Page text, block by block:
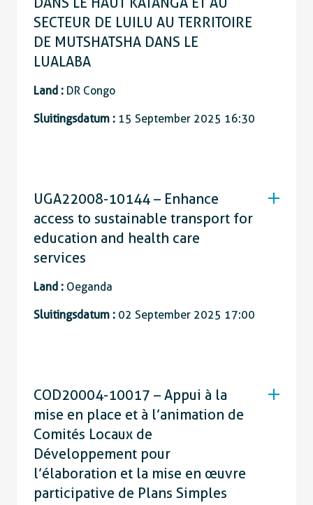
SECTEUR DE LUILU AU TERRITOIRE
DE MUTSHATSHA DANS LE
LUALABA
Land : DR Congo
Sluitingsdatum : 15 September 2025 16:30
UGA22008-10144 – Enhance
access to sustainable transport for
education and health care
services
Land : Oeganda
Sluitingsdatum : 02 September 2025 17:00
COD20004-10017 – Appui à la
mise en place et à l’animation de
Comités Locaux de
Développement pour
l’élaboration et la mise en œuvre
participative de Plans Simples